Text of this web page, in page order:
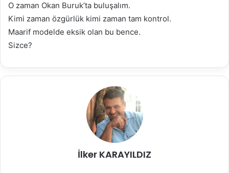
O zaman Okan Buruk’ta buluşalım.
Kimi zaman özgürlük kimi zaman tam kontrol.
Maarif modelde eksik olan bu bence.
Sizce?
İlker KARAYILDIZ